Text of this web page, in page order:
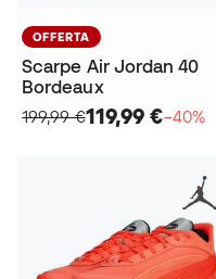
OFFERTA
Scarpe Air Jordan 40
Bordeaux
199,99 €119,99 €−40%